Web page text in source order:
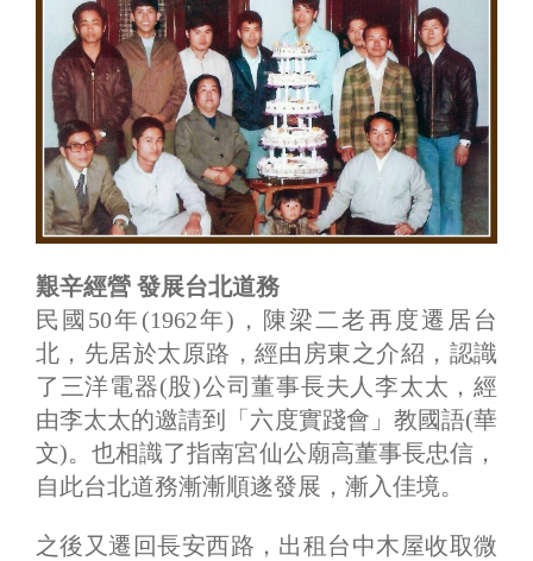
艱辛經營 發展台北道務
民國50年(1962年)，陳梁二老再度遷居台
北，先居於太原路，經由房東之介紹，認識
了三洋電器(股)公司董事長夫人李太太，經
由李太太的邀請到「六度實踐會」教國語(華
文)。也相識了指南宮仙公廟高董事長忠信，
自此台北道務漸漸順遂發展，漸入佳境。
之後又遷回長安西路，出租台中木屋收取微